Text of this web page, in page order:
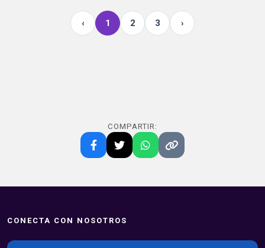
‹ 1 2 3 ›
COMPARTIR:
CONECTA CON NOSOTROS